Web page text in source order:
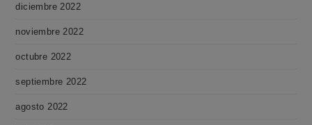
diciembre 2022
noviembre 2022
octubre 2022
septiembre 2022
agosto 2022